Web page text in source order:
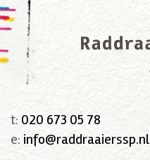
t: 020 673 05 78
e: info@raddraaierssp.nl